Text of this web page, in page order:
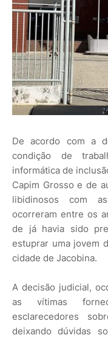
De acordo com a
condição de
informática de
Capim Grosso e de
libidinosos com
ocorreram entre os
de já havia sido
estuprar uma jovem
cidade de Jacobina.
A decisão judicial,
as vítimas
esclarecedores
deixando dúvidas